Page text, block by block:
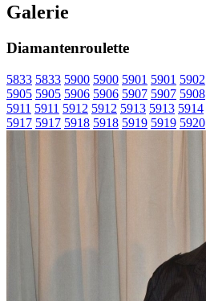
Galerie
Diamantenroulette
5833 5833 5900 5900 5901 5901 5902
5905 5905 5906 5906 5907 5907 5908
5911 5911 5912 5912 5913 5913 5914
5917 5917 5918 5918 5919 5919 5920